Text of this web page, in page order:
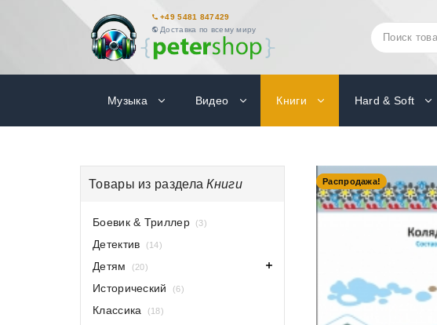
+49 5481 847429
Доставка по всему миру
Искать:
Музыка Видео Книги Hard & Soft
-31%
Распродажа!
Товары из разделаКниги
Боевик & Триллер (3)
Детектив (14)
Детям (20)
Исторический (6)
Классика (18)